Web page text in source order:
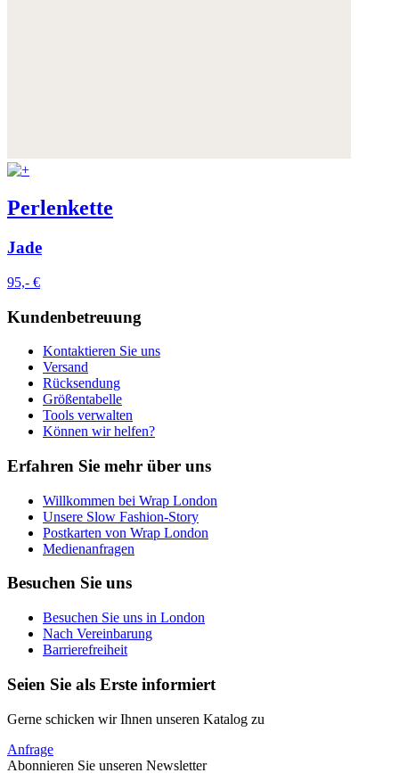
Perlenkette
Jade
95,- €
Kundenbetreuung
Kontaktieren Sie uns
Versand
Rücksendung
Größentabelle
Tools verwalten
Können wir helfen?
Erfahren Sie mehr über uns
Willkommen bei Wrap London
Unsere Slow Fashion-Story
Postkarten von Wrap London
Medienanfragen
Besuchen Sie uns
Besuchen Sie uns in London
Nach Vereinbarung
Barrierefreiheit
Seien Sie als Erste informiert
Gerne schicken wir Ihnen unseren Katalog zu
Anfrage
Abonnieren Sie unseren Newsletter